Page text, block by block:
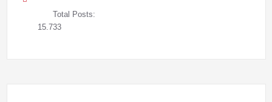
Total Posts:
15.733